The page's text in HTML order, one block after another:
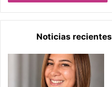
Noticias recientes